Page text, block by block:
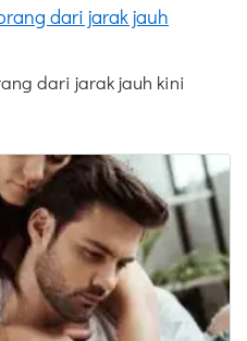
dari jarak jauh
dari jarak jauh kini